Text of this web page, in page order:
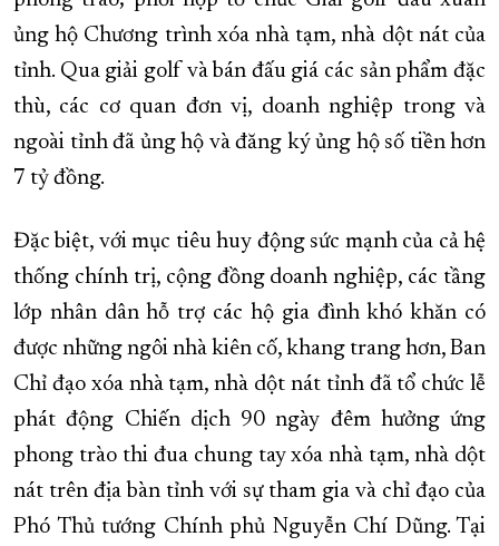
ủng hộ Chương trình xóa nhà tạm, nhà dột nát của
tỉnh. Qua giải golf và bán đấu giá các sản phẩm đặc
thù, các cơ quan đơn vị, doanh nghiệp trong và
ngoài tỉnh đã ủng hộ và đăng ký ủng hộ số tiền hơn
7 tỷ đồng.
Đặc biệt, với mục tiêu huy động sức mạnh của cả hệ
thống chính trị, cộng đồng doanh nghiệp, các tầng
lớp nhân dân hỗ trợ các hộ gia đình khó khăn có
được những ngôi nhà kiên cố, khang trang hơn, Ban
Chỉ đạo xóa nhà tạm, nhà dột nát tỉnh đã tổ chức lễ
phát động Chiến dịch 90 ngày đêm hưởng ứng
phong trào thi đua chung tay xóa nhà tạm, nhà dột
nát trên địa bàn tỉnh với sự tham gia và chỉ đạo của
Phó Thủ tướng Chính phủ Nguyễn Chí Dũng. Tại